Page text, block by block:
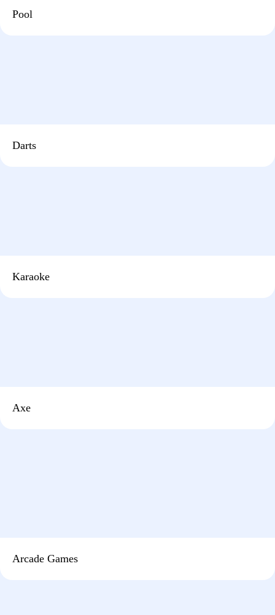
Pool
Darts
Karaoke
Axe
Arcade Games